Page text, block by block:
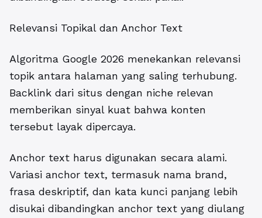
Relevansi Topikal dan Anchor Text
Algoritma Google 2026 menekankan relevansi
topik antara halaman yang saling terhubung.
Backlink dari situs dengan niche relevan
memberikan sinyal kuat bahwa konten
tersebut layak dipercaya.
Anchor text harus digunakan secara alami.
Variasi anchor text, termasuk nama brand,
frasa deskriptif, dan kata kunci panjang lebih
disukai dibandingkan anchor text yang diulang